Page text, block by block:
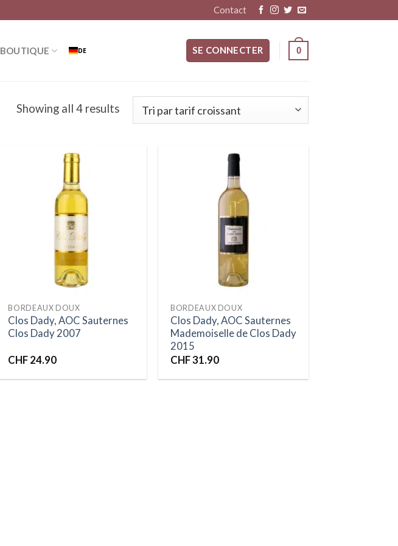
Contact
BOUTIQUE DE SE CONNECTER 0
Showing all 4 results
BORDEAUX DOUX
Clos Dady, AOC Sauternes
Clos Dady 2007
CHF 24.90
BORDEAUX DOUX
Clos Dady, AOC Sauternes
Mademoiselle de Clos Dady
2015
CHF31.90